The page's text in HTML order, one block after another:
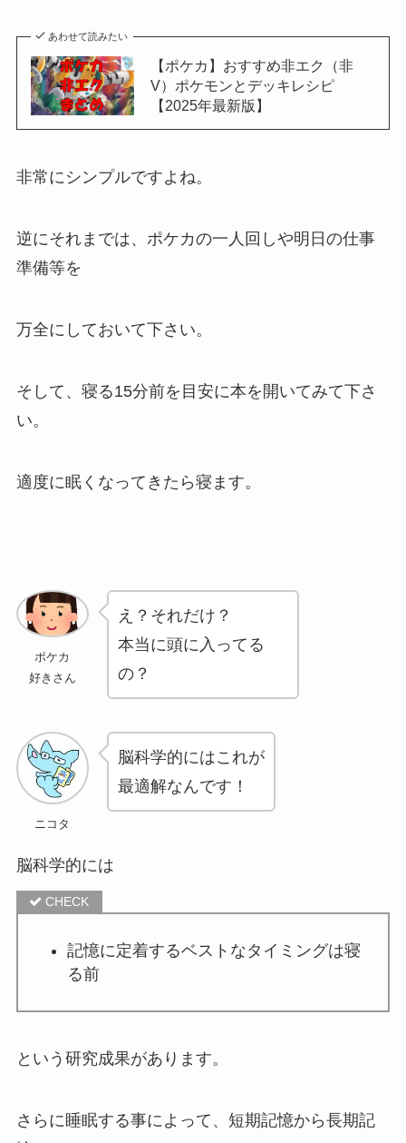
あわせて読みたい
【ポケカ】おすすめ非エク（非
V）ポケモンとデッキレシピ
【2025年最新版】
非常にシンプルですよね。
逆にそれまでは、ポケカの一人回しや明日の仕事
準備等を
万全にしておいて下さい。
そして、寝る15分前を目安に本を開いてみて下さ
い。
適度に眠くなってきたら寝ます。
ポケカ
好きさん
え？それだけ？
本当に頭に入ってる
の？
ニコタ
脳科学的にはこれが
最適解なんです！
脳科学的には
記憶に定着するベストなタイミングは寝
る前
という研究成果があります。
さらに睡眠する事によって、短期記憶から長期記